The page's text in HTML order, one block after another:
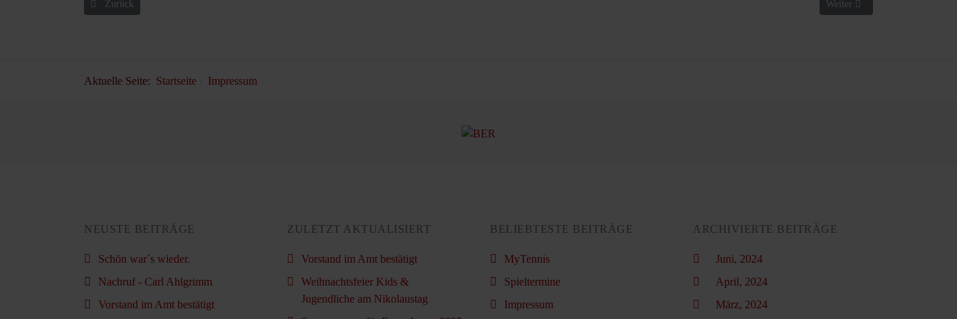
Vorheriger Beitrag: Datenschutzerklärung
Zurück Nächster Beitrag: Mitglied
Weiter
Aktuelle Seite: Startseite Impressum
NEUSTE BEITRÄGE
Schön war´s wieder.
Nachruf - Carl Ahlgrimm
Vorstand im Amt bestätigt
ZULETZT AKTUALISIERT
Vorstand im Amt bestätigt
Weihnachtsfeier Kids &
Jugendliche am Nikolaustag
BELIEBTESTE BEITRÄGE
MyTennis
Spieltermine
Impressum
ARCHIVIERTE BEITRÄGE
Juni, 2024
April, 2024
März, 2024